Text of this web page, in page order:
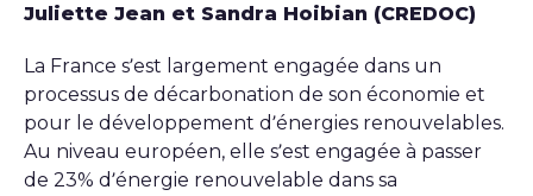
Juliette Jean et Sandra Hoibian (CREDOC)
La France s’est largement engagée dans un
processus de décarbonation de son économie et
pour le développement d’énergies renouvelables.
Au niveau européen, elle s’est engagée à passer
de 23% d’énergie renouvelable dans sa